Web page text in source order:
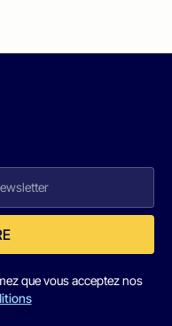
que vous acceptez nos